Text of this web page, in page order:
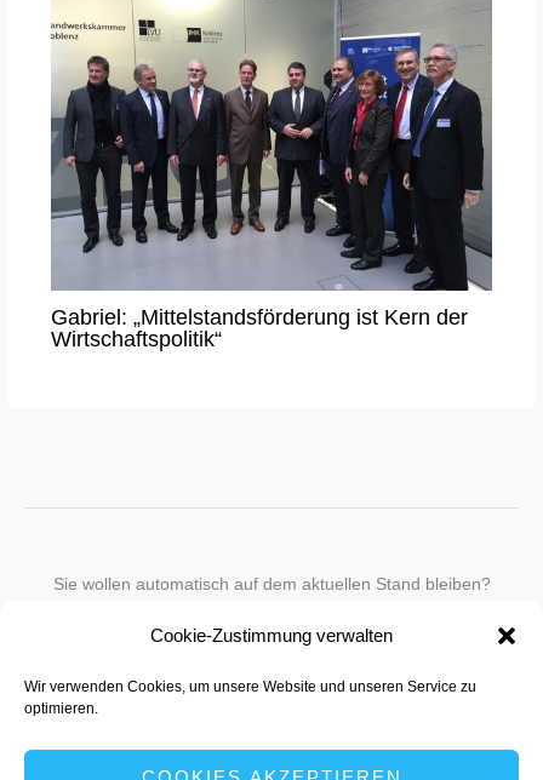
Cookie-Zustimmung verwalten
Wir verwenden Cookies, um unsere Website und unseren Service zu
optimieren.
Gabriel: „Mittelstandsförderung ist Kern der
Wirtschaftspolitik“
Sie wollen automatisch auf dem aktuellen Stand bleiben?
in unseren Newsletter-Service auf.
Senden Sie für ein Angebot einfach eine